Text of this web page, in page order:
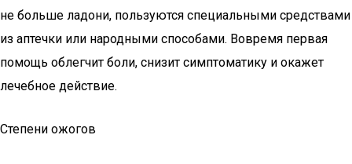
не больше ладони, пользуются специальными средствами
из аптечки или народными способами. Вовремя первая
помощь облегчит боли, снизит симптоматику и окажет
лечебное действие.
Степени ожогов